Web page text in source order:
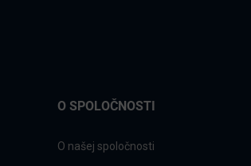
O SPOLOČNOSTI
O našej spoločnosti